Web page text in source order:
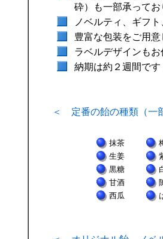
砕）も一部承ってお
ノベルティ、ギフ
豊富な包装をご用意
ラベルデザインも
納期は約２週間です
＜ 定番の飴の種類（一
抹茶
生姜
黒糖
甘酒
西瓜